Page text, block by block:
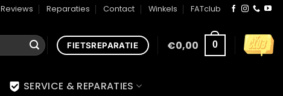
Reviews Reparaties Contact Winkels FATclub
FIETSREPARATIE €0,00 0
SERVICE & REPARATIES